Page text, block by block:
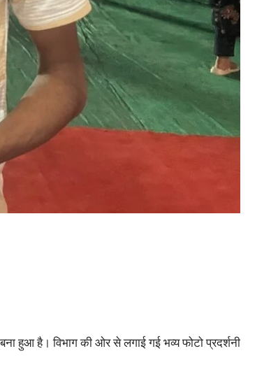
हुआ है। विभाग की ओर से लगाई गई भव्य फोटो प्रदर्शनी